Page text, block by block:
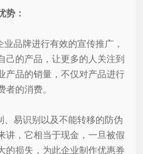
势：
品牌进行有效的宣传推广，
己的产品，让更多的人关注到
产品的销量，不仅对产品进行
的消费。
易识别以及不能转移的防伪
讲，它相当于现金，一旦被假
的损失，为此企业制作优惠券